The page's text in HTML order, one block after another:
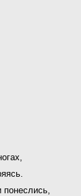
понеслись,